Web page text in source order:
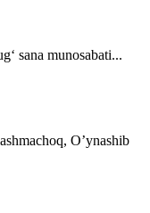
sana munosabati...
O’ynashib